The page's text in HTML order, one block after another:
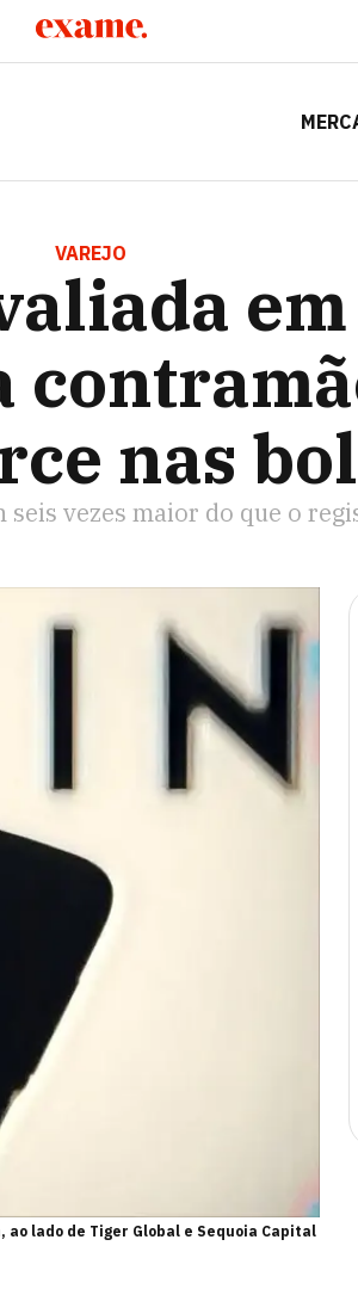
VAREJO
em
nas
vezes maior do que o
lado de Tiger Global e Sequoia Capital